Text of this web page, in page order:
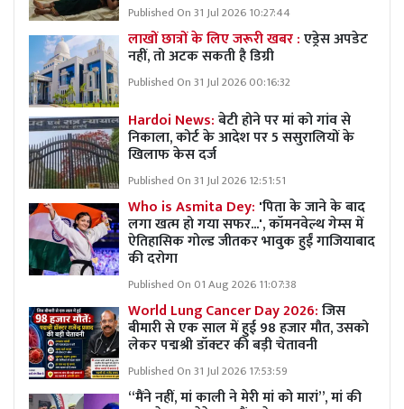
Published On 31 Jul 2026 10:27:44
लाखों छात्रों के लिए जरूरी खबर :एड्रेस अपडेट
नहीं, तो अटक सकती है डिग्री
Published On 31 Jul 2026 00:16:32
Hardoi News:बेटी होने पर मां को गांव से
निकाला, कोर्ट के आदेश पर 5 ससुरालियों के
खिलाफ केस दर्ज
Published On 31 Jul 2026 12:51:51
Who is Asmita Dey: 'पिता के जाने के बाद
लगा खत्म हो गया सफर...', कॉमनवेल्थ गेम्स में
ऐतिहासिक गोल्ड जीतकर भावुक हुईं गाजियाबाद
की दरोगा
Published On 01 Aug 2026 11:07:38
World Lung Cancer Day 2026:जिस
बीमारी से एक साल में हुई 98 हजार मौत, उसको
लेकर पद्मश्री डॉक्टर की बड़ी चेतावनी
Published On 31 Jul 2026 17:53:59
“मैंने नहीं, मां काली ने मेरी मां को मारां”, मां की